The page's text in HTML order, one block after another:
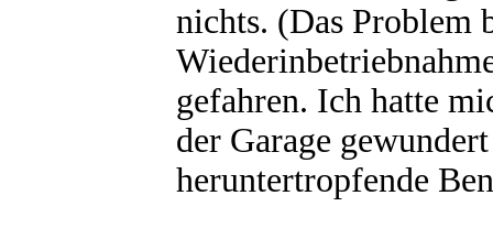
nichts. (Das Problem
gefahren. Ich hatte
der Garage
heruntertropfende